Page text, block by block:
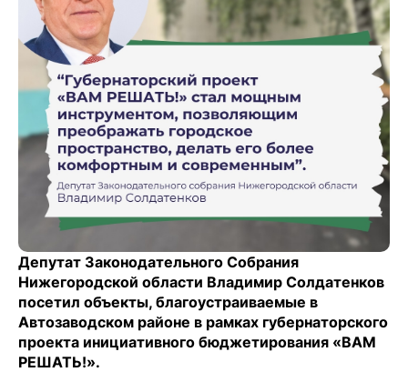
Депутат Законодательного Собрания
Нижегородской области Владимир Солдатенков
посетил объекты, благоустраиваемые в
Автозаводском районе в рамках губернаторского
проекта инициативного бюджетирования «ВАМ
РЕШАТЬ!».